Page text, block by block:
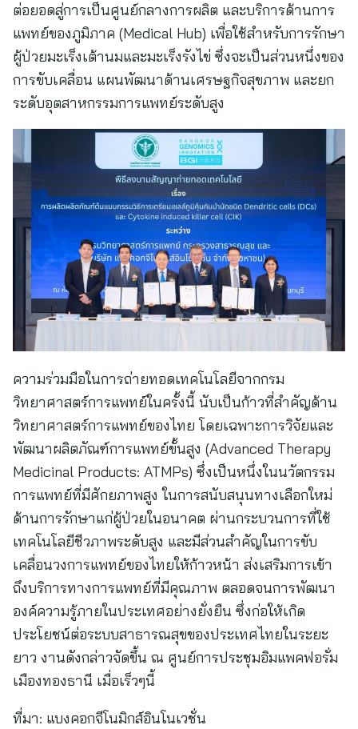
ต่อยอดสู่การเป็นศูนย์กลางการผลิต และบริการด้านการ
แพทย์ของภูมิภาค (Medical Hub) เพื่อใช้สำหรับการรักษา
ผู้ป่วยมะเร็งเต้านมและมะเร็งรังไข่ ซึ่งจะเป็นส่วนหนึ่งของ
การขับเคลื่อน แผนพัฒนาด้านเศรษฐกิจสุขภาพ และยก
ระดับอุตสาหกรรมการแพทย์ระดับสูง
ความร่วมมือในการถ่ายทอดเทคโนโลยีจากกรม
วิทยาศาสตร์การแพทย์ในครั้งนี้ นับเป็นก้าวที่สำคัญด้าน
วิทยาศาสตร์การแพทย์ของไทย โดยเฉพาะการวิจัยและ
พัฒนาผลิตภัณฑ์การแพทย์ขั้นสูง (Advanced Therapy
Medicinal Products: ATMPs) ซึ่งเป็นหนึ่งในนวัตกรรม
การแพทย์ที่มีศักยภาพสูง ในการสนับสนุนทางเลือกใหม่
ด้านการรักษาแก่ผู้ป่วยในอนาคต ผ่านกระบวนการที่ใช้
เทคโนโลยีชีวภาพระดับสูง และมีส่วนสำคัญในการขับ
เคลื่อนวงการแพทย์ของไทยให้ก้าวหน้า ส่งเสริมการเข้า
ถึงบริการทางการแพทย์ที่มีคุณภาพ ตลอดจนการพัฒนา
องค์ความรู้ภายในประเทศอย่างยั่งยืน ซึ่งก่อให้เกิด
ประโยชน์ต่อระบบสาธารณสุขของประเทศไทยในระยะ
ยาว งานดังกล่าวจัดขึ้น ณ ศูนย์การประชุมอิมแพคฟอรั่ม
เมืองทองธานี เมื่อเร็วๆนี้
ที่มา: แบงคอกจีโนมิกส์อินโนเวชั่น